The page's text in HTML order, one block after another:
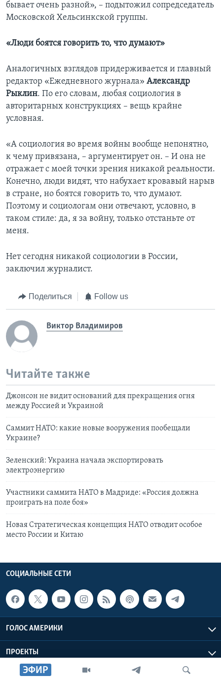
ЭФИР
бывает очень разной», – подытожил сопредседатель
Московской Хельсинкской группы.
«Люди боятся говорить то, что думают»
Аналогичных взглядов придерживается и главный
редактор «Ежедневного журнала» Александр
Рыклин. По его словам, любая социология в
авторитарных конструкциях – вещь крайне
условная.
«А социология во время войны вообще непонятно,
к чему привязана, – аргументирует он. – И она не
отражает с моей точки зрения никакой реальности.
Конечно, люди видят, что набухает кровавый нарыв
в стране, но боятся говорить то, что думают.
Поэтому и социологам они отвечают, условно, в
таком стиле: да, я за войну, только отстаньте от
меня.
Нет сегодня никакой социологии в России,
заключил журналист.
Поделиться Follow us
Виктор Владимиров
Читайте также
Джонсон не видит оснований для прекращения огня
между Россией и Украиной
Саммит НАТО: какие новые вооружения пообещали
Украине?
Зеленский: Украина начала экспортировать
электроэнергию
Участники саммита НАТО в Мадриде: «Россия должна
проиграть на поле боя»
Новая Стратегическая концепция НАТО отводит особое
место России и Китаю
СОЦИАЛЬНЫЕ СЕТИ
ГОЛОС АМЕРИКИ
ПРОЕКТЫ